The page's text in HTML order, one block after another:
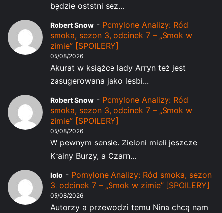
będzie oststni sez...
Robert Snow - Pomylone Analizy: Ród
smoka, sezon 3, odcinek 7 – „Smok w
zimie” [SPOILERY]
05/08/2026
Akurat w książce lady Arryn też jest
zasugerowana jako lesbi...
Robert Snow - Pomylone Analizy: Ród
smoka, sezon 3, odcinek 7 – „Smok w
zimie” [SPOILERY]
05/08/2026
W pewnym sensie. Zieloni mieli jeszcze
Krainy Burzy, a Czarn...
lolo - Pomylone Analizy: Ród smoka, sezon
3, odcinek 7 – „Smok w zimie” [SPOILERY]
05/08/2026
Autorzy a przewodzi temu Nina chcą nam